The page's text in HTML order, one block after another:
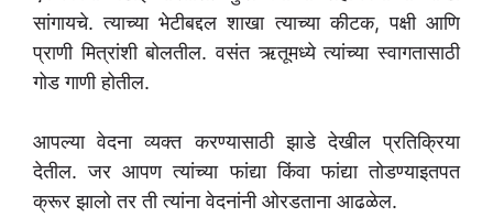
सांगायचे. त्याच्या भेटीबद्दल शाखा त्याच्या कीटक, पक्षी आणि
प्राणी मित्रांशी बोलतील. वसंत ऋतूमध्ये त्यांच्या स्वागतासाठी
गोड गाणी होतील.
आपल्या वेदना व्यक्त करण्यासाठी झाडे देखील प्रतिक्रिया
देतील. जर आपण त्यांच्या फांद्या किंवा फांद्या तोडण्याइतपत
क्रूर झालो तर ती त्यांना वेदनांनी ओरडताना आढळेल.